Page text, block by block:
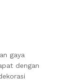
gaya
dengan